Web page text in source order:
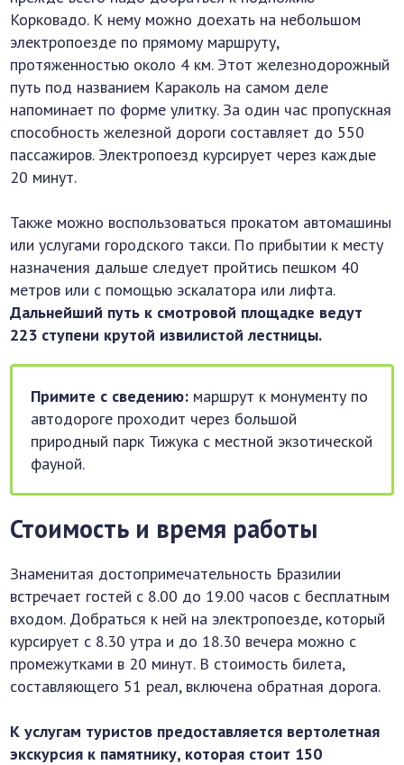
Корковадо. К нему можно доехать на небольшом
электропоезде по прямому маршруту,
протяженностью около 4 км. Этот железнодорожный
путь под названием Караколь на самом деле
напоминает по форме улитку. За один час пропускная
способность железной дороги составляет до 550
пассажиров. Электропоезд курсирует через каждые
20 минут.
Также можно воспользоваться прокатом автомашины
или услугами городского такси. По прибытии к месту
назначения дальше следует пройтись пешком 40
метров или с помощью эскалатора или лифта.
Дальнейший путь к смотровой площадке ведут
223 ступени крутой извилистой лестницы.
Примите с сведению: маршрут к монументу по
автодороге проходит через большой
природный парк Тижука с местной экзотической
фауной.
Стоимость и время работы
Знаменитая достопримечательность Бразилии
встречает гостей с 8.00 до 19.00 часов с бесплатным
входом. Добраться к ней на электропоезде, который
курсирует с 8.30 утра и до 18.30 вечера можно с
промежутками в 20 минут. В стоимость билета,
составляющего 51 реал, включена обратная дорога.
К услугам туристов предоставляется вертолетная
экскурсия к памятнику, которая стоит 150